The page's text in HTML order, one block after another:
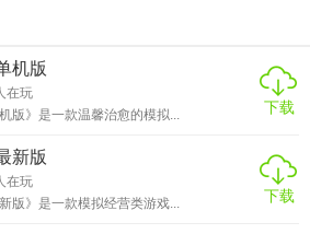
机版
在玩
版》是一款温馨治愈的模拟...
下载
新版
在玩
版》是一款模拟经营类游戏...
下载